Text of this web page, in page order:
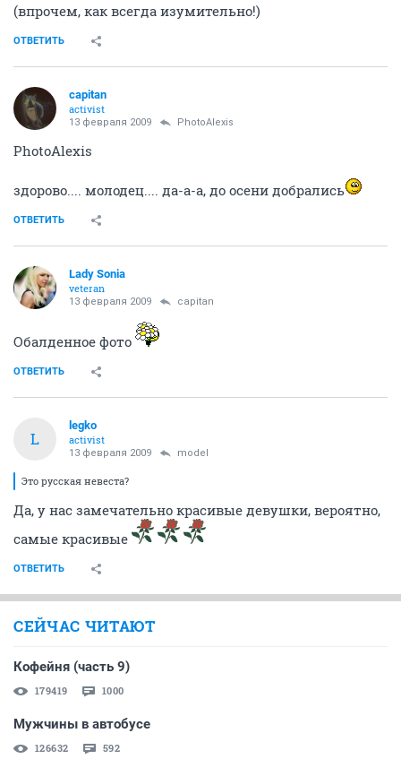
(впрочем, как всегда изумительно!)
ОТВЕТИТЬ
capitan
activist
13 февраля 2009 PhotoAlexis
PhotoAlexis
здорово.... молодец.... да-а-а, до осени добрались
ОТВЕТИТЬ
Lady Sonia
veteran
13 февраля 2009 capitan
Обалденное фото
ОТВЕТИТЬ
L
legko
activist
13 февраля 2009 model
Это русская невеста?
Да, у нас замечательно красивые девушки, вероятно,
самые красивые
ОТВЕТИТЬ
СЕЙЧАС ЧИТАЮТ
Кофейня (часть 9)
179419 1000
Мужчины в автобусе
126632 592